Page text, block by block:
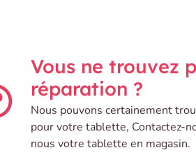
Vous ne trouvez
réparation ?
Nous pouvons certainement
pour votre tablette, Contactez-
nous votre tablette en magasin.